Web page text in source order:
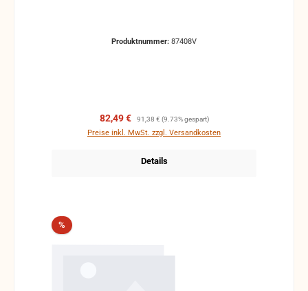
Produktnummer: 87408V
Verkaufspreis:
82,49 € Regulärer Preis:
91,38 € (9.73% gespart)
Preise inkl. MwSt. zzgl. Versandkosten
Details
%Rabatt